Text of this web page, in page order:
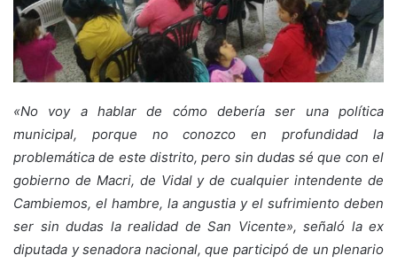
«No voy a hablar de cómo debería ser una política
municipal, porque no conozco en profundidad la
problemática de este distrito, pero sin dudas sé que con el
gobierno de Macri, de Vidal y de cualquier intendente de
Cambiemos, el hambre, la angustia y el sufrimiento deben
ser sin dudas la realidad de San Vicente», señaló la ex
diputada y senadora nacional, que participó de un plenario